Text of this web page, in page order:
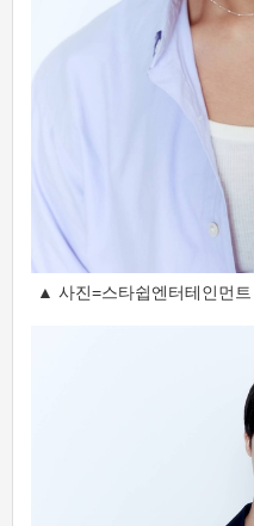
▲ 사진=스타쉽엔터테인먼트